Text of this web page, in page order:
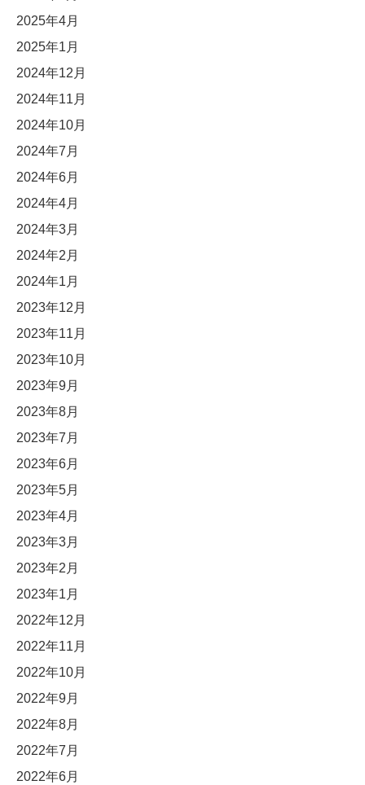
2025年4月
2025年1月
2024年12月
2024年11月
2024年10月
2024年7月
2024年6月
2024年4月
2024年3月
2024年2月
2024年1月
2023年12月
2023年11月
2023年10月
2023年9月
2023年8月
2023年7月
2023年6月
2023年5月
2023年4月
2023年3月
2023年2月
2023年1月
2022年12月
2022年11月
2022年10月
2022年9月
2022年8月
2022年7月
2022年6月